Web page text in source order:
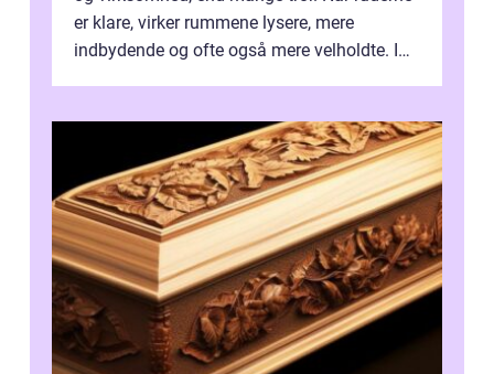
er klare, virker rummene lysere, mere
indbydende og ofte også mere velholdte. I